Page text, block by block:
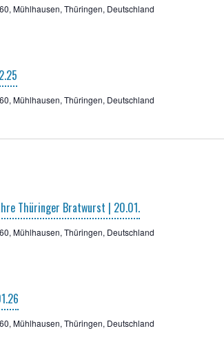
Mühlhausen, Thüringen, Deutschland
Mühlhausen, Thüringen, Deutschland
Thü­rin­ger Brat­wurst | 20.01.
Mühlhausen, Thüringen, Deutschland
Mühlhausen, Thüringen, Deutschland